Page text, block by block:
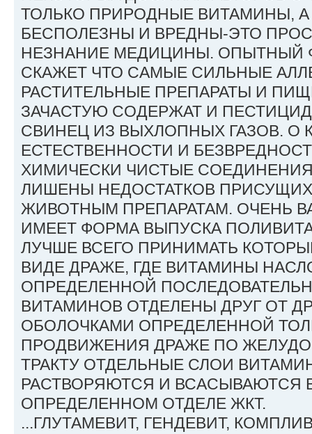
ТОЛЬКО ПРИРОДНЫЕ ВИТАМИНЫ,
БЕСПОЛЕЗНЫ И ВРЕДНЫ-ЭТО
НЕЗНАНИЕ МЕДИЦИНЫ. ОПЫТНЫЙ
СКАЖЕТ ЧТО САМЫЕ СИЛЬНЫЕ
РАСТИТЕЛЬНЫЕ ПРЕПАРАТЫ И
ЗАЧАСТУЮ СОДЕРЖАТ И
СВИНЕЦ ИЗ ВЫХЛОПНЫХ ГАЗОВ. О
ЕСТЕСТВЕННОСТИ И
ХИМИЧЕСКИ ЧИСТЫЕ
ЛИШЕНЫ НЕДОСТАТКОВ
ЖИВОТНЫМ ПРЕПАРАТАМ. ОЧЕНЬ
ИМЕЕТ ФОРМА ВЫПУСКА
ЛУЧШЕ ВСЕГО ПРИНИМАТЬ
ВИДЕ ДРАЖЕ, ГДЕ ВИТАМИНЫ
ОПРЕДЕЛЕННОЙ
ВИТАМИНОВ ОТДЕЛЕНЫ ДРУГ ОТ
ОБОЛОЧКАМИ ОПРЕДЕЛЕННОЙ
ПРОДВИЖЕНИЯ ДРАЖЕ ПО
ТРАКТУ ОТДЕЛЬНЫЕ СЛОИ
РАСТВОРЯЮТСЯ И ВСАСЫВАЮТСЯ
ОПРЕДЕЛЕННОМ ОТДЕЛЕ ЖКТ.
...ГЛУТАМЕВИТ, ГЕНДЕВИТ,